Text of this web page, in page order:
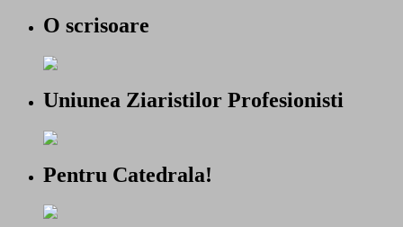
O scrisoare
Uniunea Ziaristilor Profesionisti
Pentru Catedrala!